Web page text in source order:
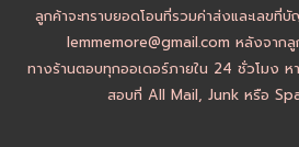
ลูกค้าจะทราบยอดโอนที่รวมค่าส่งและเลขที่
lemmemore@gmail.com หลังจาก
ทางร้านตอบทุกออเดอร์ภายใน 24 ชั่วโมง
สอบที่ All Mail, Junk หรือ